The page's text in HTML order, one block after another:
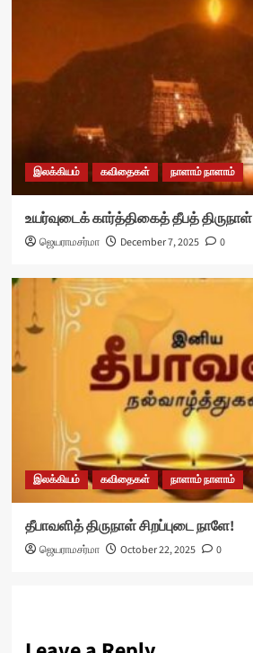
இலக்கியம் கவிதைகள் நாளாம் நாளாம்
உயர்வுடைக் கார்த்திகைத் தீபத் திருநாள்
ஜெயராமசர்மா December 7, 2025 0
இலக்கியம் கவிதைகள் நாளாம் நாளாம்
தீபாவளித் திருநாள் சிறப்புடை நாளே!
ஜெயராமசர்மா October 22, 2025 0